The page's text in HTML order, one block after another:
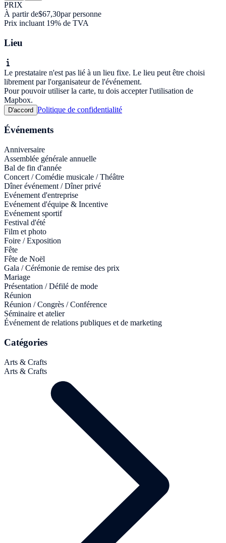
PRIX
À partir de$67,30par personne
Prix incluant 19% de TVA
Lieu
Le prestataire n'est pas lié à un lieu fixe. Le lieu peut être choisi
librement par l'organisateur de l'événement.
Pour pouvoir utiliser la carte, tu dois accepter l'utilisation de
Mapbox.
D'accord Politique de confidentialité
Événements
Anniversaire
Assemblée générale annuelle
Bal de fin d'année
Concert / Comédie musicale / Théâtre
Dîner événement / Dîner privé
Evénement d'entreprise
Evénement d'équipe & Incentive
Evénement sportif
Festival d'été
Film et photo
Foire / Exposition
Fête
Fête de Noël
Gala / Cérémonie de remise des prix
Mariage
Présentation / Défilé de mode
Réunion
Réunion / Congrès / Conférence
Séminaire et atelier
Événement de relations publiques et de marketing
Catégories
Arts & Crafts
Arts & Crafts